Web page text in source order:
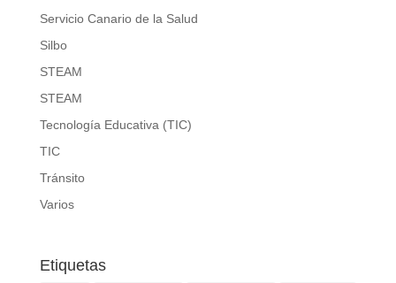
Servicio Canario de la Salud
Silbo
STEAM
STEAM
Tecnología Educativa (TIC)
TIC
Tránsito
Varios
Etiquetas